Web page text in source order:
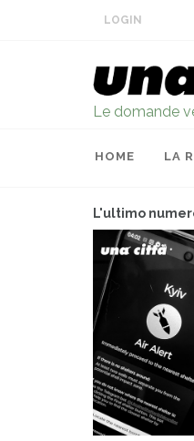
LOGIN
Le domande
HOME LA
L'ultimo